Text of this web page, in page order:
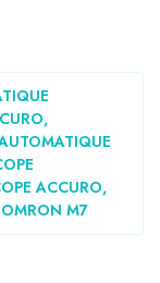
ACCURO,
M7